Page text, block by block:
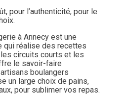
pour l’authenticité, pour le
à Annecy est une
qui réalise des recettes
circuits courts et les
le savoir-faire
boulangers
un large choix de pains,
pour sublimer vos repas.